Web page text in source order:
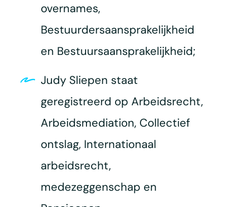
overnames,
Bestuurdersaansprakelijkheid
en Bestuursaansprakelijkheid;
Judy Sliepen staat
geregistreerd op Arbeidsrecht,
Arbeidsmediation, Collectief
ontslag, Internationaal
arbeidsrecht,
medezeggenschap en